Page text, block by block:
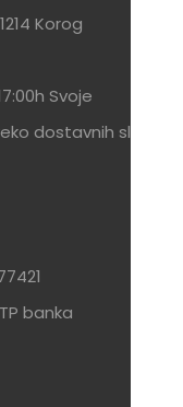
Korog
Svoje
dostavnih službi
banka